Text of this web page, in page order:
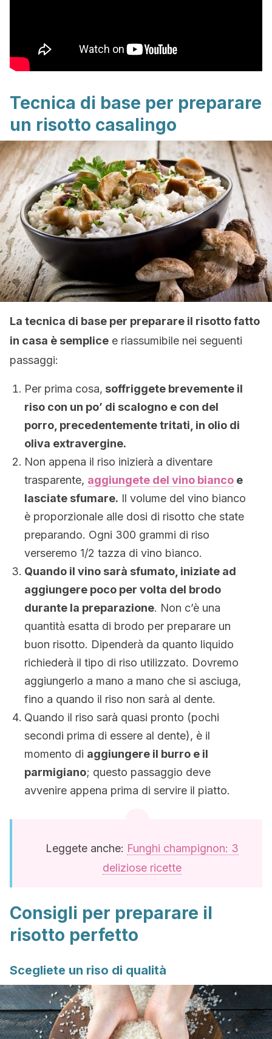
Tecnica di base per preparare
un risotto casalingo
La tecnica di base per preparare il risotto fatto
in casa è semplice e riassumibile nei seguenti
passaggi:
Per prima cosa, soffriggete brevemente il
riso con un po’ di scalogno e con del
porro, precedentemente tritati, in olio di
oliva extravergine.
Non appena il riso inizierà a diventare
trasparente, aggiungete del vino bianco e
lasciate sfumare. Il volume del vino bianco
è proporzionale alle dosi di risotto che state
preparando. Ogni 300 grammi di riso
verseremo 1/2 tazza di vino bianco.
Quando il vino sarà sfumato, iniziate ad
aggiungere poco per volta del brodo
durante la preparazione. Non c’è una
quantità esatta di brodo per preparare un
buon risotto. Dipenderà da quanto liquido
richiederà il tipo di riso utilizzato. Dovremo
aggiungerlo a mano a mano che si asciuga,
fino a quando il riso non sarà al dente.
Quando il riso sarà quasi pronto (pochi
secondi prima di essere al dente), è il
momento di aggiungere il burro e il
parmigiano; questo passaggio deve
avvenire appena prima di servire il piatto.
Leggete anche: Funghi champignon: 3
deliziose ricette
Consigli per preparare il
risotto perfetto
Scegliete un riso di qualità